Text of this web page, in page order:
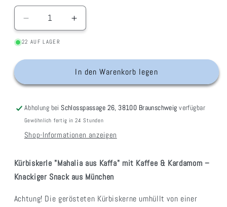
Verringere
die
Menge
Kaffee
Kardamom
Erhöhe
die
Kürbiskerle
Kaffee
Kardamom
22 AUF LAGER
In den Warenkorb legen
Abholung beiSchlosspassage 26, 38100 Braunschweig verfügbar
Gewöhnlich fertig in 24 Stunden
Shop-Informationen anzeigen
Kürbiskerle "Mahalia aus Kaffa" mit Kaffee & Kardamom –
Knackiger Snack aus München
Achtung! Die gerösteten Kürbiskerne umhüllt von einer